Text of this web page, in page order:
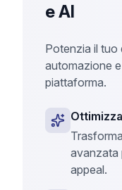
e AI
Potenzia il
automazione
piattaforma.
avanzata
appeal.